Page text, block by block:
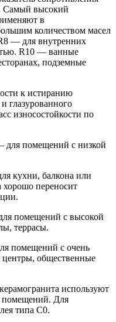
Самый высокий
в
количеством масел
— для внутренних
R10 — ванные
подземные
к истиранию
глазурованного
износостойкости по
для помещений с низкой
кухни, балкона или
переносит
помещений с высокой
террасы.
помещений с очень
общественные
используют
помещений. Для
типа С0.